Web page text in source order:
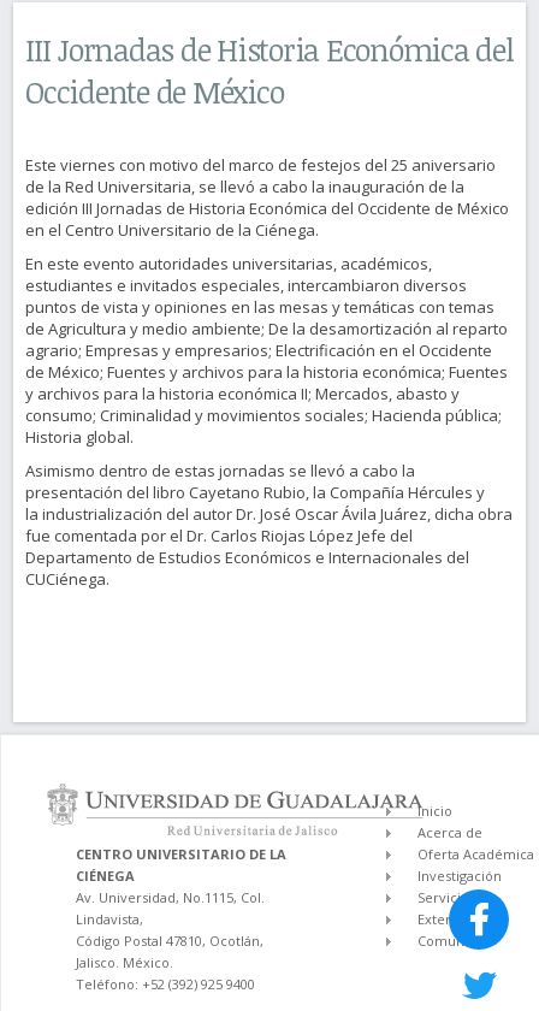
III Jornadas de Historia Económica del
Occidente de México
Este viernes con motivo del marco de festejos del 25 aniversario
de la Red Universitaria, se llevó a cabo la inauguración de la
edición III Jornadas de Historia Económica del Occidente de México
en el Centro Universitario de la Ciénega.
En este evento autoridades universitarias, académicos,
estudiantes e invitados especiales, intercambiaron diversos
puntos de vista y opiniones en las mesas y temáticas con temas
de Agricultura y medio ambiente; De la desamortización al reparto
agrario; Empresas y empresarios; Electrificación en el Occidente
de México; Fuentes y archivos para la historia económica; Fuentes
y archivos para la historia económica II; Mercados, abasto y
consumo; Criminalidad y movimientos sociales; Hacienda pública;
Historia global.
Asimismo dentro de estas jornadas se llevó a cabo la
presentación del libro Cayetano Rubio, la Compañía Hércules y
la industrialización del autor Dr. José Oscar Ávila Juárez, dicha obra
fue comentada por el Dr. Carlos Riojas López Jefe del
Departamento de Estudios Económicos e Internacionales del
CUCiénega.
CENTRO UNIVERSITARIO DE LA
CIÉNEGA
Av. Universidad, No.1115, Col.
Lindavista,
Código Postal 47810, Ocotlán,
Jalisco. México.
Teléfono: +52 (392) 925 9400
Inicio
Acerca de
Oferta Académica
Investigación
Servicios
Extensión
Comunidad